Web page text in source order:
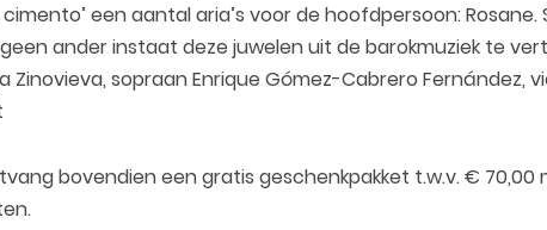
een aantal aria’s voor de hoofdpersoon:
ander instaat deze juwelen uit de barokmuziek te
Zinovieva, sopraan Enrique Gómez-Cabrero Fernández,
bovendien een gratis geschenkpakket t.w.v. € 70,00